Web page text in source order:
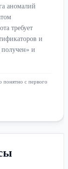
аномалий
требует
и
получен» и
с первого